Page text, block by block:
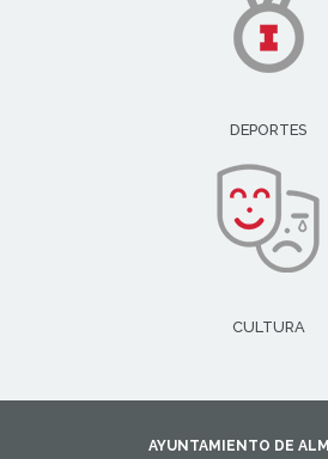
DEPORTES
CULTURA
AYUNTAMIENTO DE